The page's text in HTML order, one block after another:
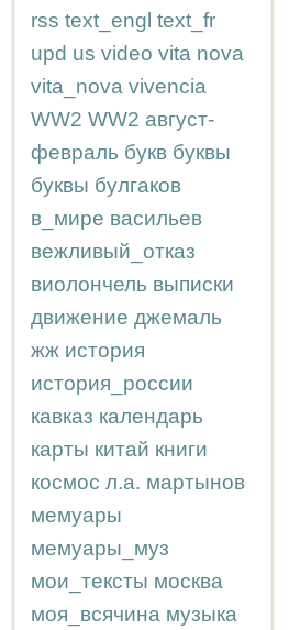
rss text_engl text_fr
upd us video vita nova
vita_nova vivencia
WW2 WW2 август-
февраль букв буквы
буквы булгаков
в_мире васильев
вежливый_отказ
виолончель выписки
движение джемаль
жж история
история_россии
кавказ календарь
карты китай книги
космос л.а. мартынов
мемуары
мемуары_муз
мои_тексты москва
моя_всячина музыка